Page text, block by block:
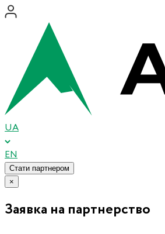
UA
EN
Стати партнером
×
Заявка на партнерство